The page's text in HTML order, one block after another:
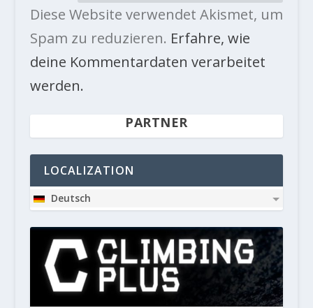
Diese Website verwendet Akismet, um
Spam zu reduzieren. Erfahre, wie
deine Kommentardaten verarbeitet
werden.
PARTNER
LOCALIZATION
Deutsch